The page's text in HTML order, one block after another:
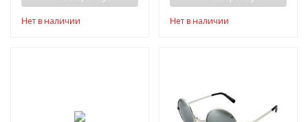
Нет в наличии Нет в наличии